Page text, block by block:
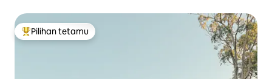
Pilihan utama tetamu
Pilihan tetamu